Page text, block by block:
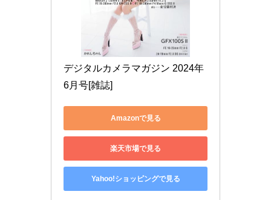
デジタルカメラマガジン 2024年
6月号[雑誌]
Amazonで見る
楽天市場で見る
Yahoo!ショッピングで見る